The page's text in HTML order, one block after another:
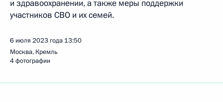
и здравоохранении, а также меры поддержки
участников СВО и их семей.
6 июля 2023 года 13:50
Москва, Кремль
4 фотографии